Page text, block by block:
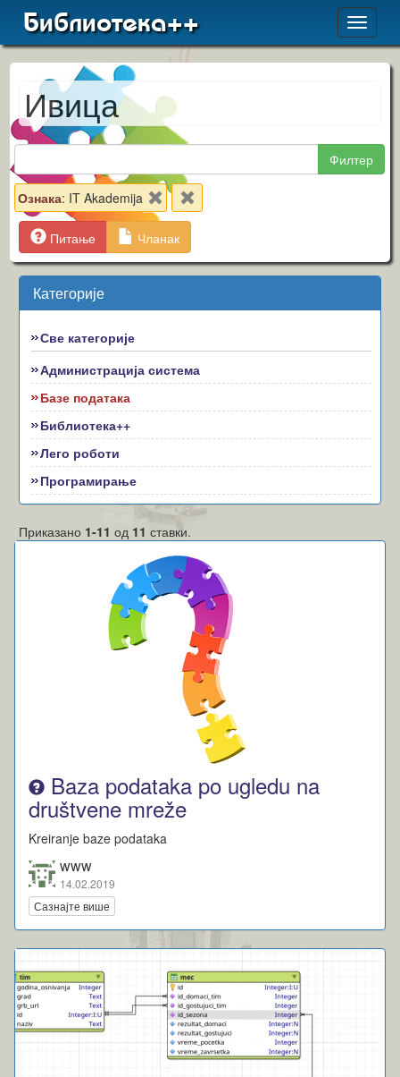
Toggle
Библиотека++
Ивица
Филтер
Ознака: IT Akademija
Питање Чланак
Категорије
Све категорије
Администрација система
Базе података
Библиотека++
Лего роботи
Програмирање
Приказано 1-11 од 11 ставки.
Baza podataka po ugledu na
društvene mreže
Kreiranje baze podataka
www
14.02.2019
Сазнајте више